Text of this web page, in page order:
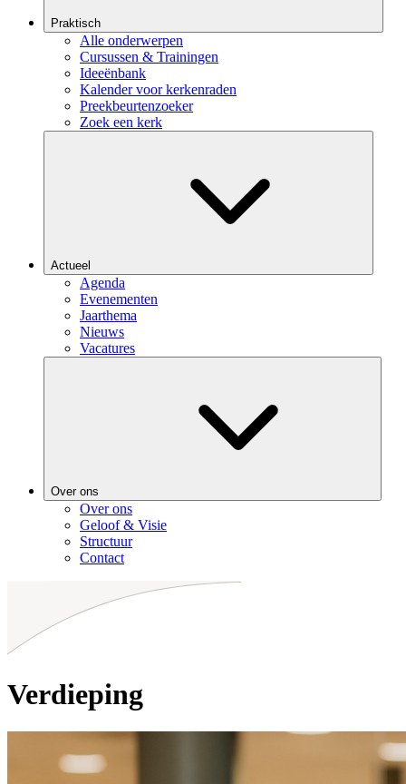
Praktisch
Alle onderwerpen
Cursussen & Trainingen
Ideeënbank
Kalender voor kerkenraden
Preekbeurtenzoeker
Zoek een kerk
Actueel
Agenda
Evenementen
Jaarthema
Nieuws
Vacatures
Over ons
Over ons
Geloof & Visie
Structuur
Contact
Verdieping